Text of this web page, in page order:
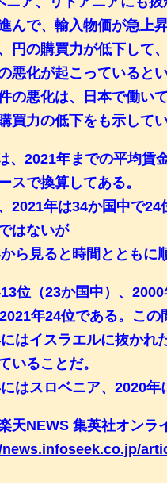
んで、輸入物価が急上
円の購買力が低下して
悪化が起こっていると
の悪化は、日本で働い
買力の低下をも示してい
、2021年までの平均賃
スで換算してある。
2021年は34か国中で
はないが
ら見ると時間とともに
位（23か国中）、
年24位である。この
はイスラエルに抜かれ
いることだ。
はスロベニア、2020年
天NEWS 集英社オンラ